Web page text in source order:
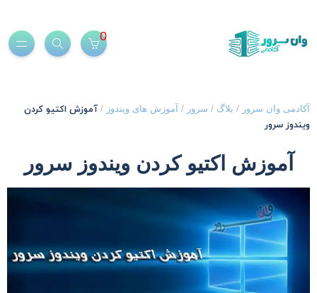
وان سرور / بلاگ/ سرور / آموزش های ویندوز/ آموزش اکتیو کردن
سرور
آموزش اکتیو کردن ویندوز سرور